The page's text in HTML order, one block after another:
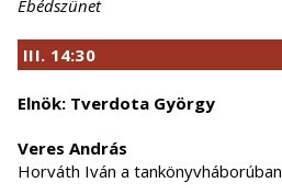
Ebédszünet
III. 14:30
Elnök: Tverdota György
Veres András
Horváth Iván a tankönyvháborúban